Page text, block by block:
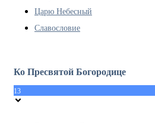
Царю Небесный
Славословие
Ко Пресвятой Богородице
13